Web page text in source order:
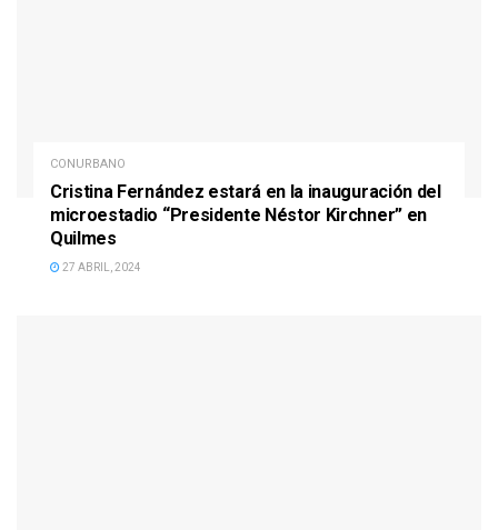
CONURBANO
Cristina Fernández estará en la inauguración del
microestadio “Presidente Néstor Kirchner” en
Quilmes
27 ABRIL, 2024